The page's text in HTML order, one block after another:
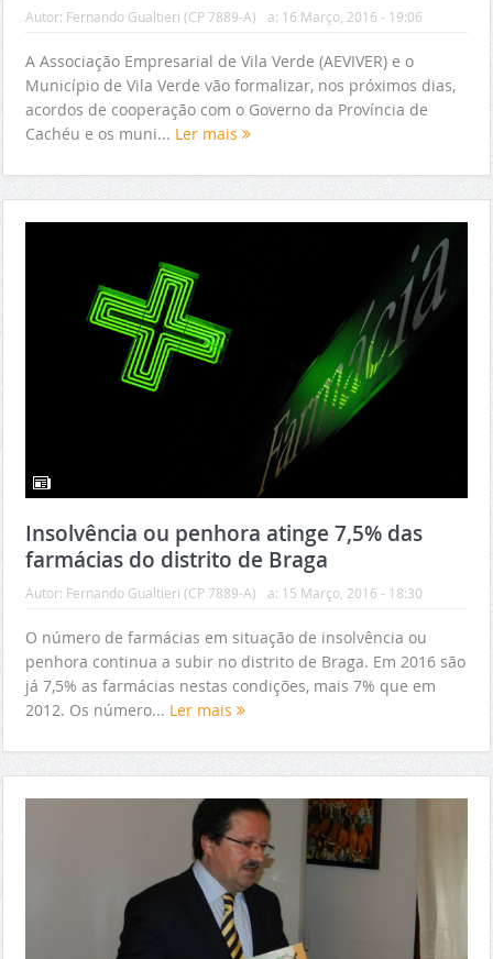
Autor: Fernando Gualtieri (CP 7889-A) a: 16 Março, 2016 - 19:06
A Associação Empresarial de Vila Verde (AEVIVER) e o
Município de Vila Verde vão formalizar, nos próximos dias,
acordos de cooperação com o Governo da Província de
Cachéu e os muni... Ler mais
Insolvência ou penhora atinge 7,5% das
farmácias do distrito de Braga
Autor: Fernando Gualtieri (CP 7889-A) a: 15 Março, 2016 - 18:30
O número de farmácias em situação de insolvência ou
penhora continua a subir no distrito de Braga. Em 2016 são
já 7,5% as farmácias nestas condições, mais 7% que em
2012. Os número... Ler mais